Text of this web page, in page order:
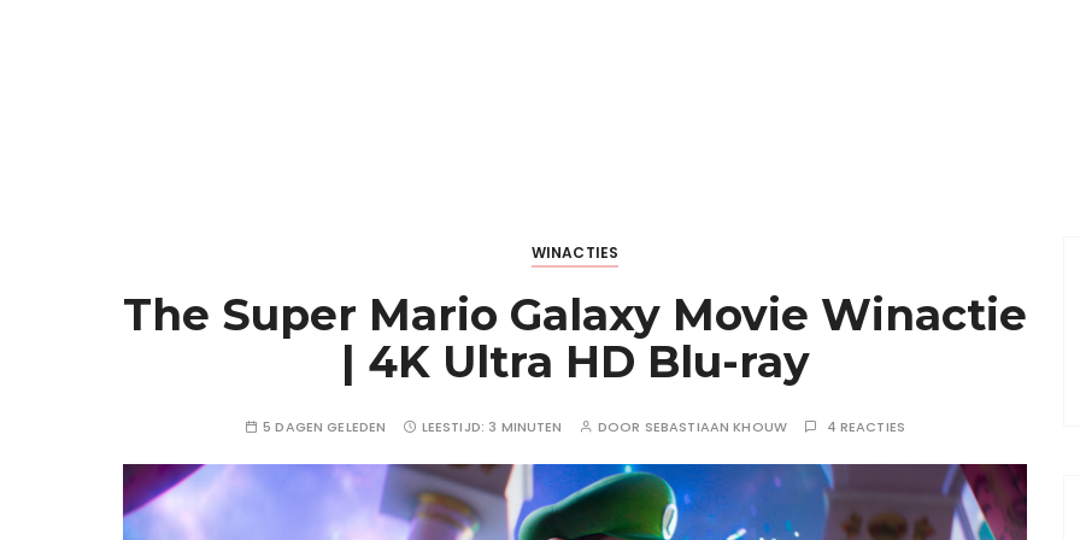
WINACTIES
The Super Mario Galaxy Movie Winactie
| 4K Ultra HD Blu-ray
5 DAGEN GELEDEN LEESTIJD: 3 MINUTEN DOOR SEBASTIAAN KHOUW 4 REACTIES